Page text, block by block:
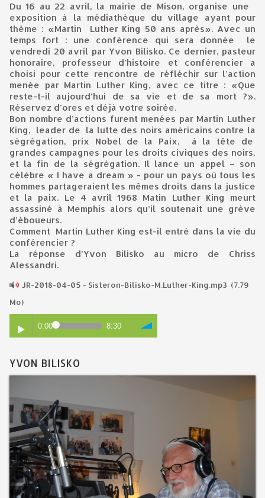
Du 16 au 22 avril, la mairie de Mison, organise une
exposition à la médiathèque du village ayant pour
thème : «Martin Luther King 50 ans après». Avec un
temps fort : une conférence qui sera donnée le
vendredi 20 avril par Yvon Bilisko. Ce dernier, pasteur
honoraire, professeur d’histoire et conférencier a
choisi pour cette rencontre de réfléchir sur l’action
menée par Martin Luther King, avec ce titre : «Que
reste-t-il aujourd’hui de sa vie et de sa mort ?».
Réservez d’ores et déjà votre soirée.
Bon nombre d’actions furent menées par Martin Luther
King, leader de la lutte des noirs américains contre la
ségrégation, prix Nobel de la Paix, à la tête de
grandes campagnes pour les droits civiques des noirs,
et la fin de la ségrégation. Il lance un appel – son
célèbre « I have a dream » - pour un pays où tous les
hommes partageraient les mêmes droits dans la justice
et la paix. Le 4 avril 1968 Matin Luther King meurt
assassiné à Memphis alors qu’il soutenait une grève
d’éboueurs.
Comment Martin Luther King est-il entré dans la vie du
conférencier ?
La réponse d’Yvon Bilisko au micro de Chriss
Alessandri.
JR-2018-04-05 - Sisteron-Bilisko-M.Luther-King.mp3 (7.79
Mo)
0:00 8:30
YVON BILISKO